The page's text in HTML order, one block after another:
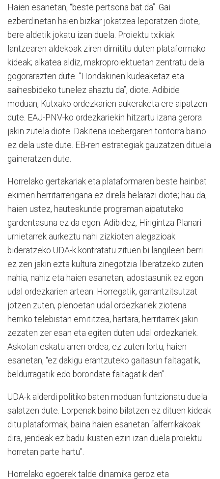
Haien esanetan, “beste pertsona bat da”. Gai
ezberdinetan haien bizkar jokatzea leporatzen diote,
bere aldetik jokatu izan duela. Proiektu txikiak
lantzearen aldekoak ziren dimititu duten plataformako
kideak; alkatea aldiz, makroproiektuetan zentratu dela
gogorarazten dute. “Hondakinen kudeaketaz eta
saihesbideko tunelez ahaztu da”, diote. Adibide
moduan, Kutxako ordezkarien aukeraketa ere aipatzen
dute. EAJ-PNV-ko ordezkariekin hitzartu izana gerora
jakin zutela diote. Dakitena icebergaren tontorra baino
ez dela uste dute. EB-ren estrategiak gauzatzen dituela
gaineratzen dute.
Horrelako gertakariak eta plataformaren beste hainbat
ekimen herritarrengana ez direla helarazi diote; hau da,
haien ustez, hauteskunde programan aipatutako
gardentasuna ez da egon. Adibidez, Hirigintza Planari
urnietarrek aurkeztu nahi zizkioten alegazioak
bideratzeko UDA-k kontratatu zituen bi langileen berri
ez zen jakin ezta kultura zinegotzia liberatzeko zuten
nahia, nahiz eta haien esanetan, adostasunik ez egon
udal ordezkarien artean. Horregatik, garrantzitsutzat
jotzen zuten, plenoetan udal ordezkariek ziotena
herriko telebistan emititzea, hartara, herritarrek jakin
zezaten zer esan eta egiten duten udal ordezkariek.
Askotan eskatu arren ordea, ez zuten lortu, haien
esanetan, “ez dakigu erantzuteko gaitasun faltagatik,
beldurragatik edo borondate faltagatik den”.
UDA-k alderdi politiko baten moduan funtzionatu duela
salatzen dute. Lorpenak baino bilatzen ez dituen kideak
ditu plataformak, baina haien esanetan “alferrikakoak
dira, jendeak ez badu ikusten ezin izan duela proiektu
horretan parte hartu”.
Horrelako egoerek talde dinamika geroz eta